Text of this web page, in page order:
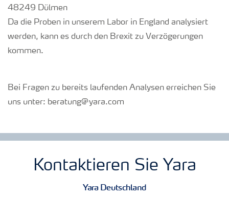
48249 Dülmen
Da die Proben in unserem Labor in England analysiert
werden, kann es durch den Brexit zu Verzögerungen
kommen.
Bei Fragen zu bereits laufenden Analysen erreichen Sie
uns unter: beratung@yara.com
Kontaktieren Sie Yara
Yara Deutschland